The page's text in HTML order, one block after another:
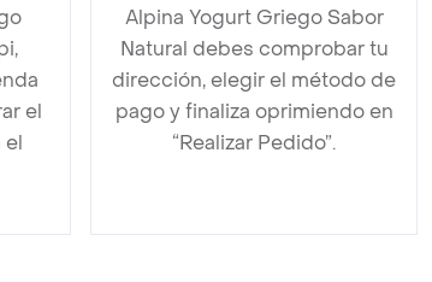
el
el
Alpina Yogurt Griego Sabor
Natural debes comprobar tu
dirección, elegir el método de
pago y finaliza oprimiendo en
“Realizar Pedido”.